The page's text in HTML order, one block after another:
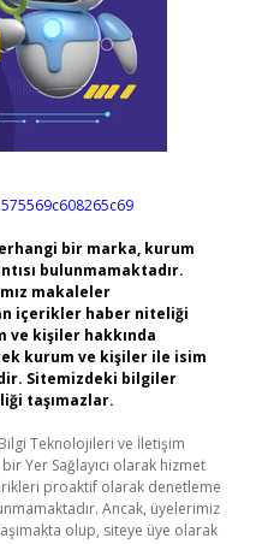
bir marka, kurum
bulunmamaktadır.
makaleler
içerikler haber niteliği
ve kişiler hakkında
kurum ve kişiler ile isim
Sitemizdeki bilgiler
taşımazlar.
Teknolojileri ve İletişim
Yer Sağlayıcı olarak hizmet
proaktif olarak denetleme
Ancak, üyelerimiz
olup, siteye üye olarak